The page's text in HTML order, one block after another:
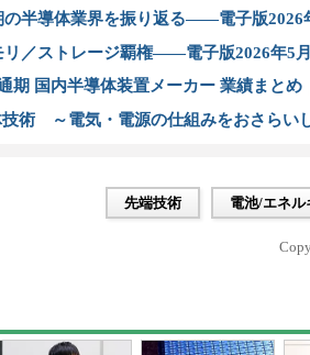
の半導体業界を振り返る――電子版2026
リ／ストレージ覇権――電子版2026年5
期 国内半導体装置メーカー 業績まとめ
術 ～電気・電源の仕組みをおさらい
先端技術 電池/エネル